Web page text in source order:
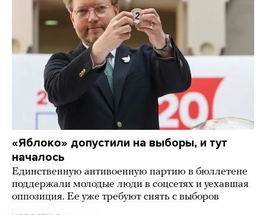
«Яблоко» допустили на выборы, и тут
началось
Единственную антивоенную партию в бюллетене
поддержали молодые люди в соцсетях и уехавшая
оппозиция. Ее уже требуют снять с выборов